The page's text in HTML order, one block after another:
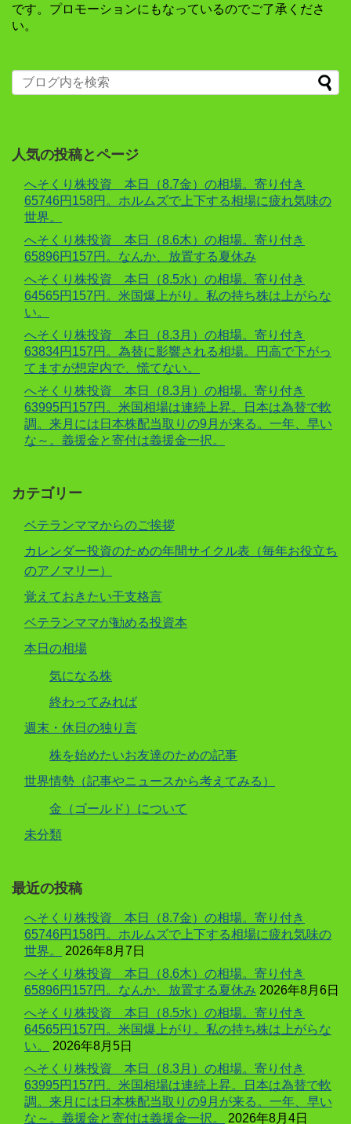
です。プロモーションにもなっているのでご了承くださ
い。
人気の投稿とページ
へそくり株投資 本日（8.7金）の相場。寄り付き
65746円158円。ホルムズで上下する相場に疲れ気味の
世界。
へそくり株投資 本日（8.6木）の相場。寄り付き
65896円157円。なんか、放置する夏休み
へそくり株投資 本日（8.5水）の相場。寄り付き
64565円157円。米国爆上がり。私の持ち株は上がらな
い。
へそくり株投資 本日（8.3月）の相場。寄り付き
63834円157円。為替に影響される相場。円高で下がっ
てますが想定内で、慌てない。
へそくり株投資 本日（8.3月）の相場。寄り付き
63995円157円。米国相場は連続上昇。日本は為替で軟
調。来月には日本株配当取りの9月が来る。一年、早い
な～。義援金と寄付は義援金一択。
カテゴリー
ベテランママからのご挨拶
カレンダー投資のための年間サイクル表（毎年お役立ち
のアノマリー）
覚えておきたい干支格言
ベテランママが勧める投資本
本日の相場
気になる株
終わってみれば
週末・休日の独り言
株を始めたいお友達のための記事
世界情勢（記事やニュースから考えてみる）
金（ゴールド）について
未分類
最近の投稿
へそくり株投資 本日（8.7金）の相場。寄り付き
65746円158円。ホルムズで上下する相場に疲れ気味の
世界。
2026年8月7日
へそくり株投資 本日（8.6木）の相場。寄り付き
65896円157円。なんか、放置する夏休み 2026年8月6日
へそくり株投資 本日（8.5水）の相場。寄り付き
64565円157円。米国爆上がり。私の持ち株は上がらな
い。
2026年8月5日
へそくり株投資 本日（8.3月）の相場。寄り付き
63995円157円。米国相場は連続上昇。日本は為替で軟
調。来月には日本株配当取りの9月が来る。一年、早い
な～。義援金と寄付は義援金一択。
2026年8月4日